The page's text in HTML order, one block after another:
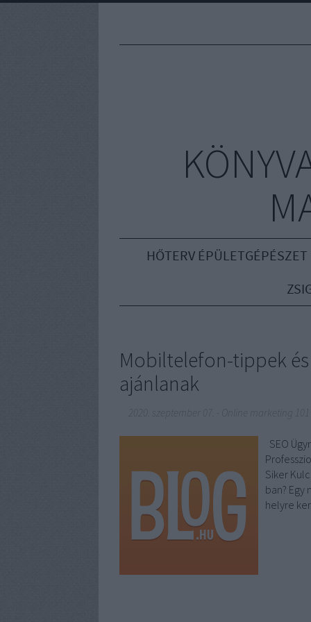
HŐTERV ÉPÜLETGÉPÉSZET
Mobiltelefon-tippek
ajánlanak
SEO
Siker
ban? Egy
helyre